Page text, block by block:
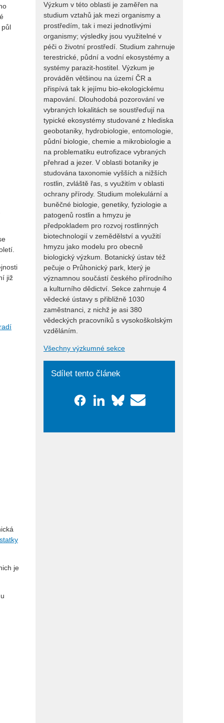
půl
již
je
Výzkum v této oblasti je zaměřen na
studium vztahů jak mezi organismy a
prostředím, tak i mezi jednotlivými
organismy; výsledky jsou využitelné v
péči o životní prostředí. Studium zahrnuje
terestrické, půdní a vodní ekosystémy a
systémy parazit-hostitel. Výzkum je
prováděn většinou na území ČR a
přispívá tak k jejímu bio-ekologickému
mapování. Dlouhodobá pozorování ve
vybraných lokalitách se soustřeďují na
typické ekosystémy studované z hlediska
geobotaniky, hydrobiologie, entomologie,
půdní biologie, chemie a mikrobiologie a
na problematiku eutrofizace vybraných
přehrad a jezer. V oblasti botaniky je
studována taxonomie vyšších a nižších
rostlin, zvláště řas, s využitím v oblasti
ochrany přírody. Studium molekulární a
buněčné biologie, genetiky, fyziologie a
patogenů rostlin a hmyzu je
předpokladem pro rozvoj rostlinných
biotechnologií v zemědělství a využití
hmyzu jako modelu pro obecně
biologický výzkum. Botanický ústav též
pečuje o Průhonický park, který je
významnou součástí českého přírodního
a kulturního dědictví. Sekce zahrnuje 4
vědecké ústavy s přibližně 1030
zaměstnanci, z nichž je asi 380
vědeckých pracovníků s vysokoškolským
vzděláním.
Všechny výzkumné sekce
Sdílet tento článek